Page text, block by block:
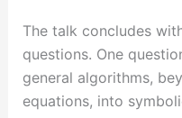
The talk concludes
questions. One
general algorithms,
equations, into